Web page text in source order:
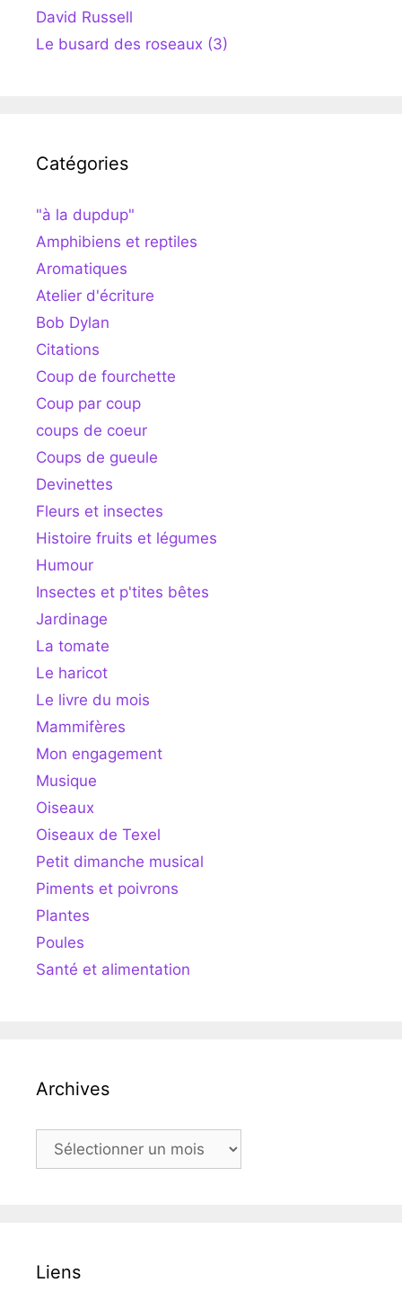
David Russell
Le busard des roseaux (3)
Catégories
"à la dupdup"
Amphibiens et reptiles
Aromatiques
Atelier d'écriture
Bob Dylan
Citations
Coup de fourchette
Coup par coup
coups de coeur
Coups de gueule
Devinettes
Fleurs et insectes
Histoire fruits et légumes
Humour
Insectes et p'tites bêtes
Jardinage
La tomate
Le haricot
Le livre du mois
Mammifères
Mon engagement
Musique
Oiseaux
Oiseaux de Texel
Petit dimanche musical
Piments et poivrons
Plantes
Poules
Santé et alimentation
Archives
Archives
Liens